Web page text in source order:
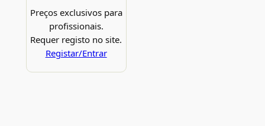
Preços exclusivos para
profissionais.
Requer registo no site.
Registar/Entrar